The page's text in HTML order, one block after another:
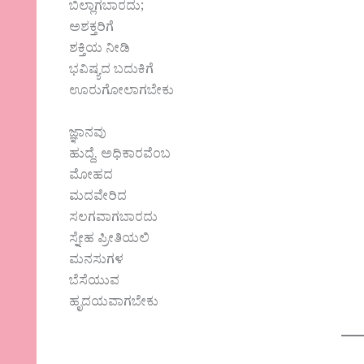
ಬಿಲ್ಲಾಗಬಾರದು;
ಅಶಕ್ತರಿಗೆ
ಶಕ್ತಿಯ ನೀಡಿ
ಭವಿಷ್ಯದ ಬದುಕಿಗೆ
ಊರುಗೋಲಾಗಬೇಕು
ಜ್ಞಾನವು
ಹುದ್ದೆ, ಅಧಿಕಾರವೆಂಬ
ಮೋಹದ
ಮದವೇರಿದ
ಸಲಗವಾಗಬಾರದು
ಸ್ನೇಹ ಪ್ರೀತಿಯಲಿ
ಮನಸುಗಳ
ಬೆಸೆಯುವ
ಹೃದಯವಾಗಬೇಕು